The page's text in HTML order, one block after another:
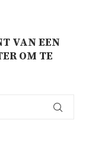
VAN EEN
OM TE